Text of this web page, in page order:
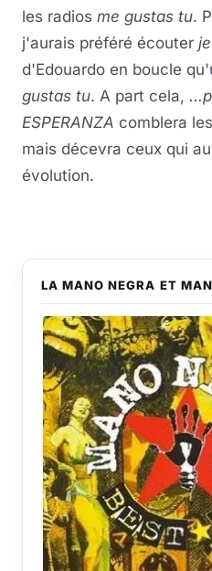
les radios me gustas tu.
j'aurais préféré écouter
d'Edouardo en boucle
gustas tu. A part cela,
ESPERANZA comblera
mais décevra ceux qui
évolution.
LA MANO NEGRA ET